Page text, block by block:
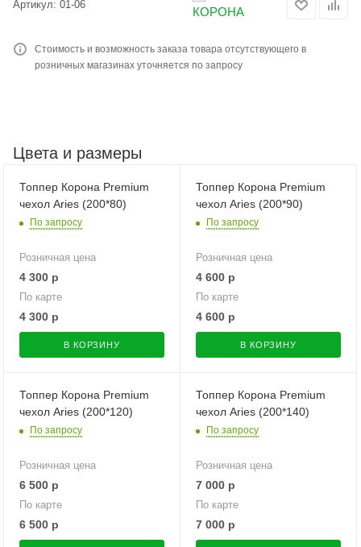
Артикул: 01-06
Стоимость и возможность заказа товара отсутствующего в
розничных магазинах уточняется по запросу
Цвета и размеры
Топпер Корона Premium
чехол Aries (200*80)
По запросу
Розничная цена
4 300 р
По карте
4 300 р
В КОРЗИНУ
Топпер Корона Premium
чехол Aries (200*90)
По запросу
Розничная цена
4 600 р
По карте
4 600 р
В КОРЗИНУ
Топпер Корона Premium
чехол Aries (200*120)
По запросу
Розничная цена
6 500 р
По карте
6 500 р
Топпер Корона Premium
чехол Aries (200*140)
По запросу
Розничная цена
7 000 р
По карте
7 000 р